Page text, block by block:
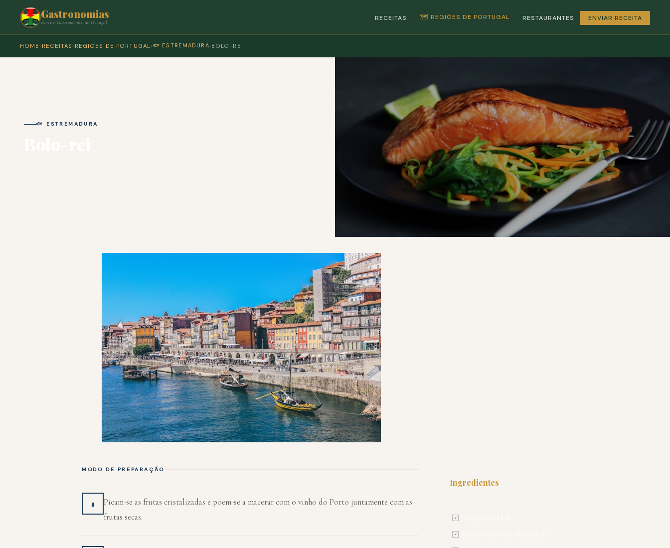
Gastronomias
Roteiro Gastronómico de Portugal
RECEITAS 🗺️ REGIÕES DE PORTUGAL RESTAURANTES ENVIAR RECEITA
HOME › RECEITAS › REGIÕES DE PORTUGAL›🐟 ESTREMADURA› BOLO-REI
🐟 ESTREMADURA
MODO DE PREPARAÇÃO
1
Picam-se as frutas cristalizadas e põem-se a macerar com o vinho do Porto juntamente com as
frutas secas.
Ingredientes
✓
✓